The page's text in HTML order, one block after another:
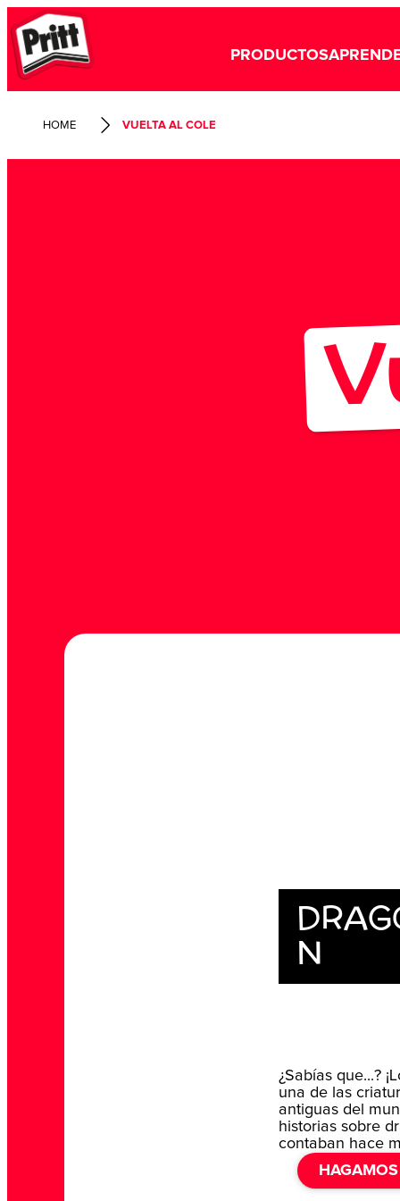
PRODUCTOS
HOME VUELTA AL COLE
N
¿Sabías que...?
una de las
antiguas del
historias sobre
contaban hace